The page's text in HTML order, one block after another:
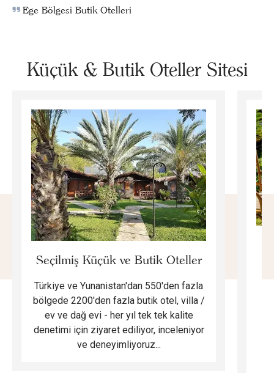
Ege Bölgesi Butik Otelleri
Küçük & Butik Oteller Sitesi
Seçilmiş Küçük ve Butik Oteller
Türkiye ve Yunanistan'dan 550'den fazla
bölgede 2200'den fazla butik otel, villa /
ev ve dağ evi - her yıl tek tek kalite
denetimi için ziyaret ediliyor, inceleniyor
ve deneyimliyoruz...